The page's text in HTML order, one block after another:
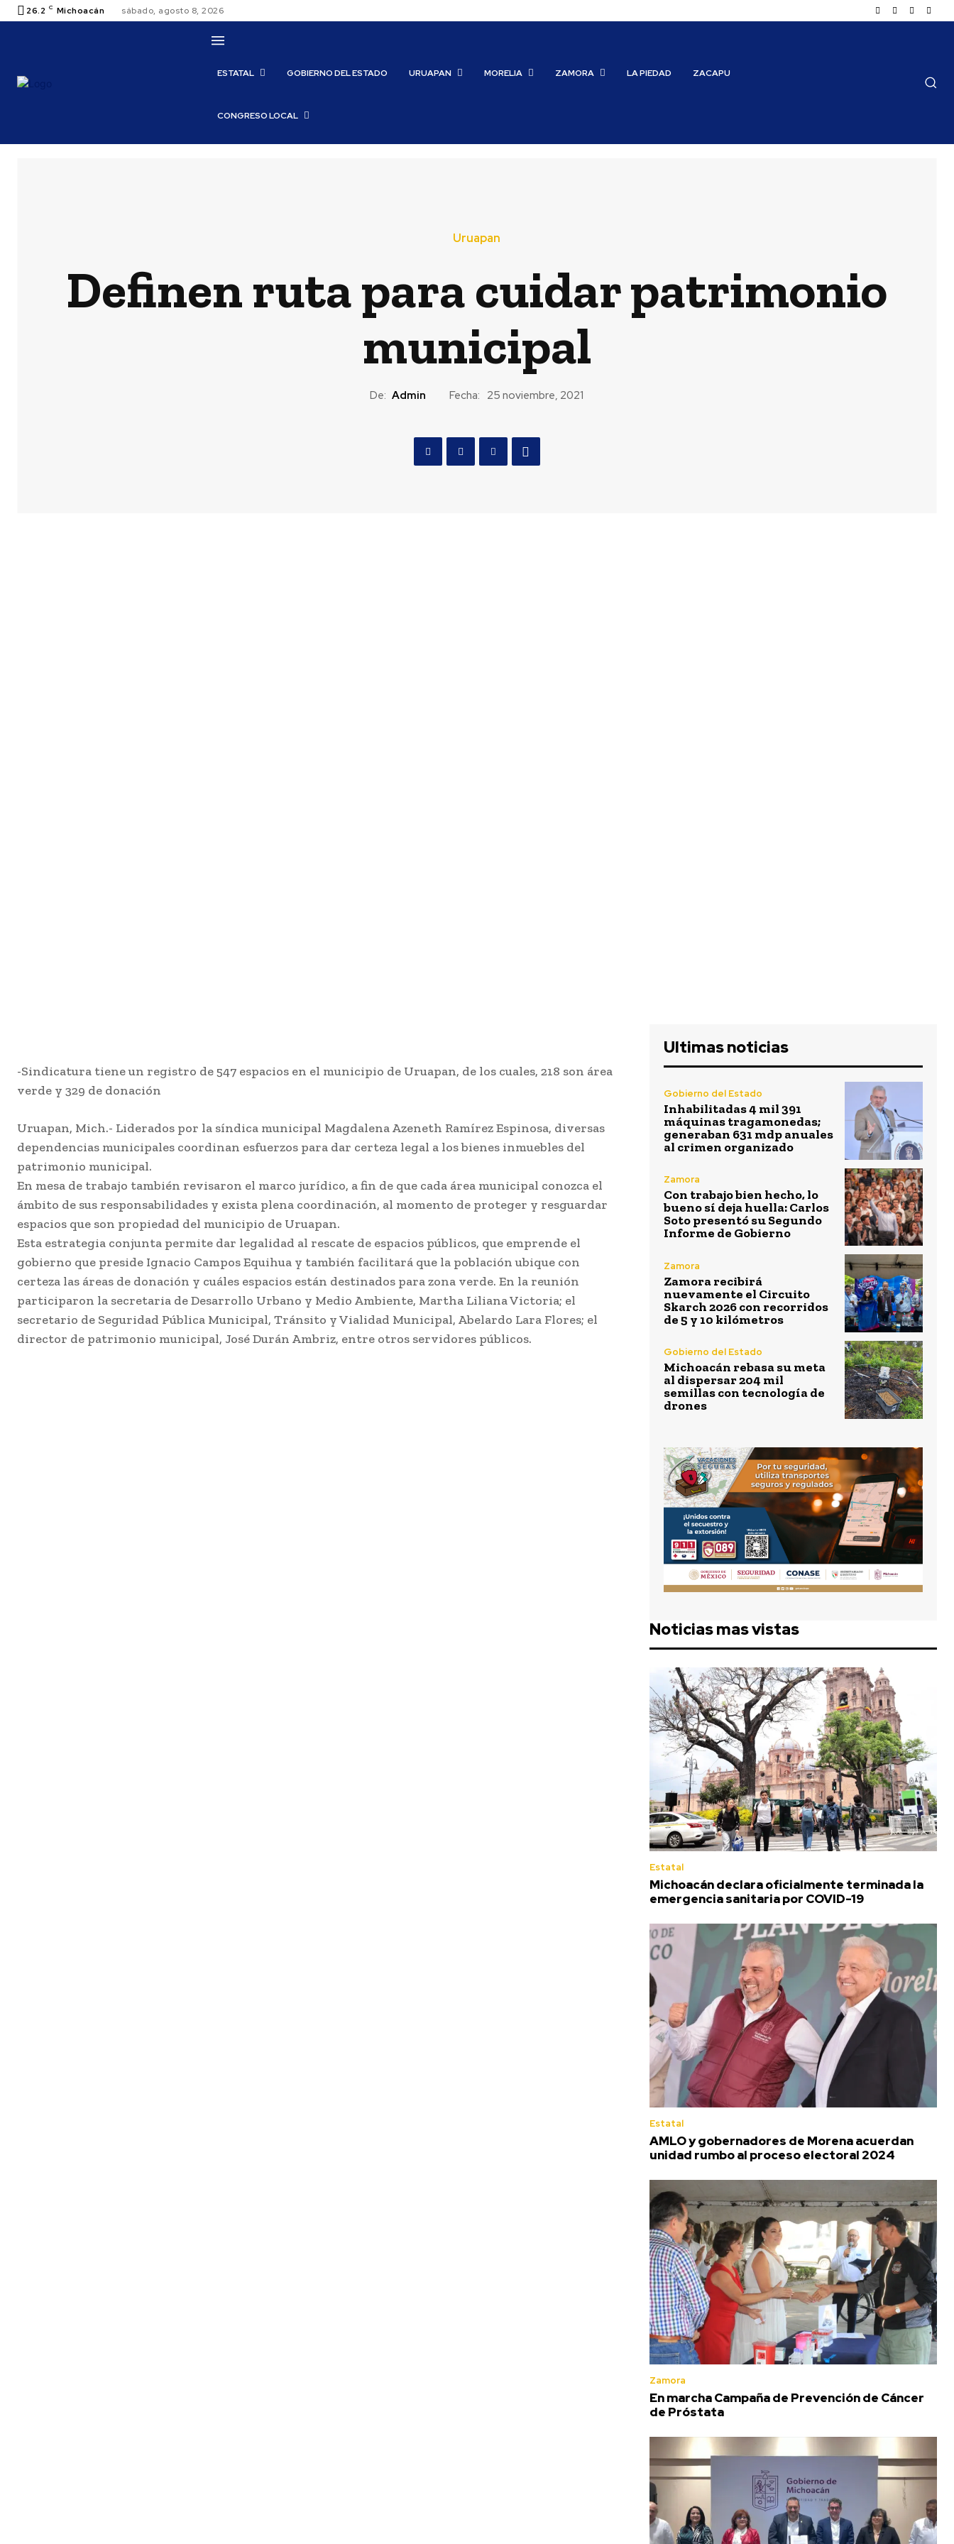
26.2 C Michoacán sábado, agosto 8, 2026
ESTATAL GOBIERNO DEL ESTADO URUAPAN MORELIA ZAMORA LA PIEDAD ZACAPU
CONGRESO LOCAL
Uruapan
Definen ruta para cuidar patrimonio
municipal
De: Admin Fecha: 25 noviembre, 2021
-Sindicatura tiene un registro de 547 espacios en el municipio de Uruapan, de los cuales, 218 son área
verde y 329 de donación
Uruapan, Mich.- Liderados por la síndica municipal Magdalena Azeneth Ramírez Espinosa, diversas
dependencias municipales coordinan esfuerzos para dar certeza legal a los bienes inmuebles del
patrimonio municipal.
En mesa de trabajo también revisaron el marco jurídico, a fin de que cada área municipal conozca el
ámbito de sus responsabilidades y exista plena coordinación, al momento de proteger y resguardar
espacios que son propiedad del municipio de Uruapan.
Esta estrategia conjunta permite dar legalidad al rescate de espacios públicos, que emprende el
gobierno que preside Ignacio Campos Equihua y también facilitará que la población ubique con
certeza las áreas de donación y cuáles espacios están destinados para zona verde. En la reunión
participaron la secretaria de Desarrollo Urbano y Medio Ambiente, Martha Liliana Victoria; el
secretario de Seguridad Pública Municipal, Tránsito y Vialidad Municipal, Abelardo Lara Flores; el
director de patrimonio municipal, José Durán Ambriz, entre otros servidores públicos.
Ultimas noticias
Gobierno del Estado
Inhabilitadas 4 mil 391
máquinas tragamonedas;
generaban 631 mdp anuales
al crimen organizado
Zamora
Con trabajo bien hecho, lo
bueno sí deja huella: Carlos
Soto presentó su Segundo
Informe de Gobierno
Zamora
Zamora recibirá
nuevamente el Circuito
Skarch 2026 con recorridos
de 5 y 10 kilómetros
Gobierno del Estado
Michoacán rebasa su meta
al dispersar 204 mil
semillas con tecnología de
drones
Noticias mas vistas
Estatal
Michoacán declara oficialmente terminada la
emergencia sanitaria por COVID-19
Estatal
AMLO y gobernadores de Morena acuerdan
unidad rumbo al proceso electoral 2024
Zamora
En marcha Campaña de Prevención de Cáncer
de Próstata